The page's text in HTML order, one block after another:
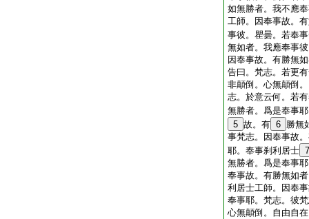
如無勝者。我不應
工師。因奉事故。
事彼。瞿曇。若奉
無如者。我應奉事
因奉事故。有勝無
告曰。梵志。若更
非顛倒。心無顛倒
志。於意云何。若
無勝者。爲是奉事
5 故。有 6 勝無
事梵志。因奉事故
耶。奉事刹利居士 7
無勝者。爲是奉事
奉事故。有勝無如
利居士工師。因奉
奉事耶。梵志。彼
心無顛倒。自由自